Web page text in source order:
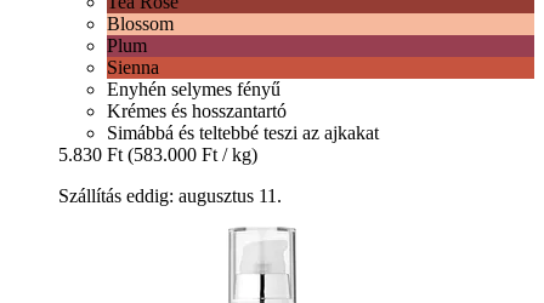
Blossom
Plum
Sienna
Enyhén selymes fényű
Krémes és hosszantartó
Simábbá és teltebbé teszi az ajkakat
5.830 Ft (583.000 Ft / kg)
Szállítás eddig: augusztus 11.